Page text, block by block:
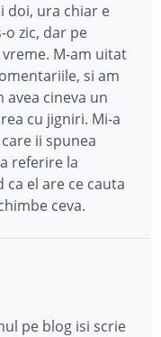
doi, ura chiar e
zic, dar pe
M-am uitat
si am
avea cineva un
cu jigniri. Mi-a
ii spunea
referire la
el are ce cauta
ceva.
pe blog isi scrie